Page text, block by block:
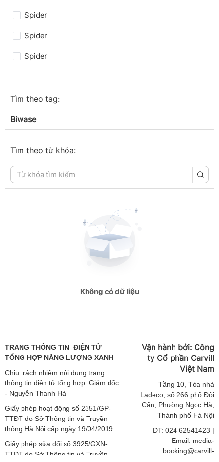
Spider
Spider
Spider
Phát triển bền vững
Spider
Spider
Spider
giaoducthoidai.vn
giaoducthoidai.vn
giaoducthoidai.vn
giaoducthoidai.vn
giaoducthoidai.vn
giaoducthoidai.vn
Tìm theo tag:
Biwase
Tìm theo từ khóa:
Không có dữ liệu
TRANG THÔNG TIN ĐIỆN TỬ
TỔNG HỢP NĂNG LƯỢNG XANH
Chịu trách nhiệm nội dung trang
thông tin điện tử tổng hợp: Giám đốc
- Nguyễn Thanh Hà
Giấy phép hoạt động số 2351/GP-
TTĐT do Sở Thông tin và Truyền
thông Hà Nội cấp ngày 19/04/2019
Giấy phép sửa đổi số 3925/GXN-
TTĐT do Sở Thông tin và Truyền
Vận hành bởi: Công
ty Cổ phần Carvill
Việt Nam
Tầng 10, Tòa nhà
Ladeco, số 266 phố Đội
Cấn, Phường Ngọc Hà,
Thành phố Hà Nội
ĐT: 024 62541423 |
Email: media-
booking@carvill-